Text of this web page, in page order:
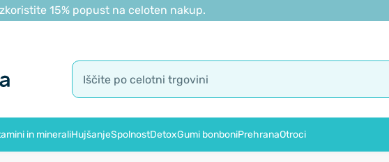
15% popust na celoten nakup.
in mineraliHujšanjeSpolnostDetoxGumi bonboniPrehranaOtroci